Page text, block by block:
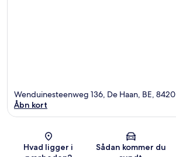
Kort
Wenduinesteenweg 136, De Haan, BE, 8420
Åbn kort
Hvad ligger i
Sådan kommer du